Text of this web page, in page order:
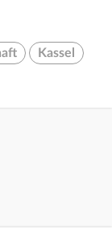
Kassel